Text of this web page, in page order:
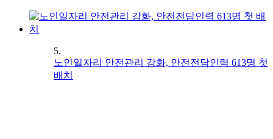
5.
노인일자리 안전관리 강화, 안전전담인력 613명 첫
배치